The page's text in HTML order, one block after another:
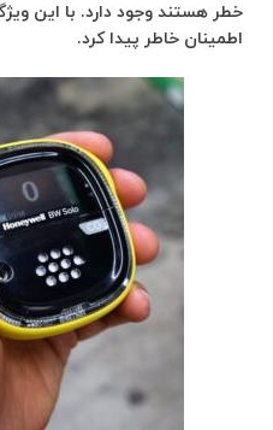
خطر هستند وجود دارد. با این
اطمینان خاطر پیدا کرد.